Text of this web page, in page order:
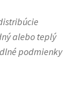
alebo teplý
podmienky